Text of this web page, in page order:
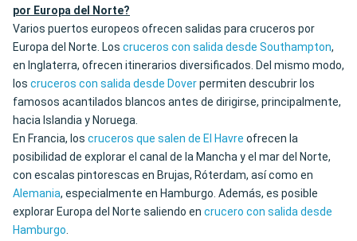
por Europa del Norte?
Varios puertos europeos ofrecen salidas para cruceros por
Europa del Norte. Los cruceros con salida desde Southampton,
en Inglaterra, ofrecen itinerarios diversificados. Del mismo modo,
los cruceros con salida desde Doverpermiten descubrir los
famosos acantilados blancos antes de dirigirse, principalmente,
hacia Islandia y Noruega.
En Francia, los cruceros que salen de El Havre ofrecen la
posibilidad de explorar el canal de la Mancha y el mar del Norte,
con escalas pintorescas en Brujas, Róterdam, así como en
Alemania, especialmente en Hamburgo. Además, es posible
explorar Europa del Norte saliendo en crucero con salida desde
Hamburgo.